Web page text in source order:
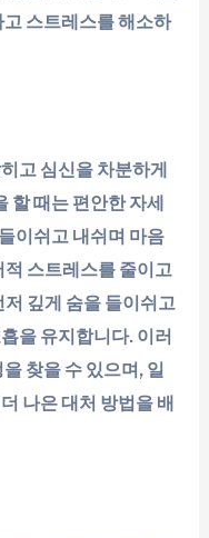
스트레스를 해소하
고 심신을 차분하게
할 때는 편안한 자세
이쉬고 내쉬며 마음
스트레스를 줄이고
깊게 숨을 들이쉬고
을 유지합니다. 이러
찾을 수 있으며, 일
나은 대처 방법을 배